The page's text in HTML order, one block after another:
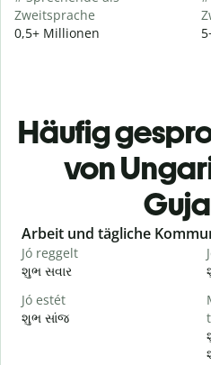
Zweitsprache
0,5+ Millionen
Häufig
von
Slide 1 of 6
Arbeit und tägliche
Jó reggelt
શુભ સવાર
Jó estét
શુભ સાંજ